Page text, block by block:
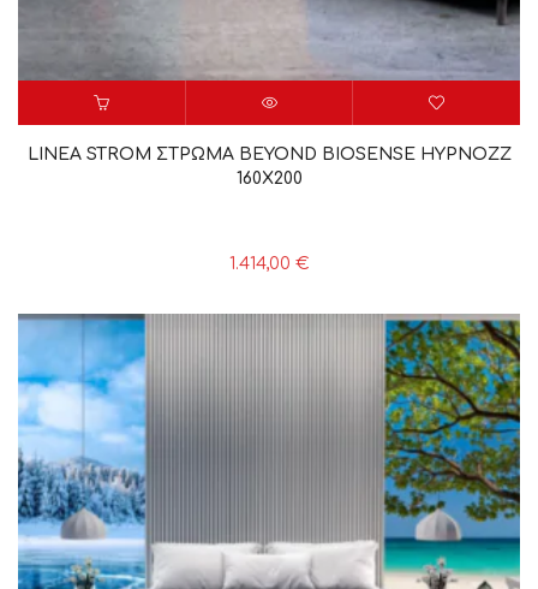
LINEA STROM ΣΤΡΩΜΑ BEYOND BIOSENSE HYPNOZZ
160X200
1.414,00 €